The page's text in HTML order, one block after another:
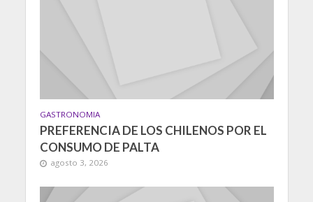
GASTRONOMIA
PREFERENCIA DE LOS CHILENOS POR EL
CONSUMO DE PALTA
agosto 3, 2026